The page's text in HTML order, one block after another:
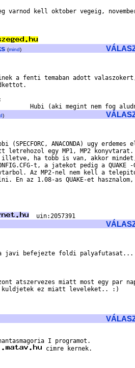
varnod kell oktober vegeig,
(mind)
a fenti temaban adott
)
ANACONDA) ugy
letrehozol egy MP1, MP2 konyvtarat.
illetve, ha tobb is van, akkor
t, a jatekot pedig a QUAKE -
Az MP2-nel nem kell a
En az 1.08-as QUAKE-et
a javi befejezte foldi
atszervezes miatt most egy par
kuldjetek ez miatt leveleket.. :)
I programot.
cimre kernek.